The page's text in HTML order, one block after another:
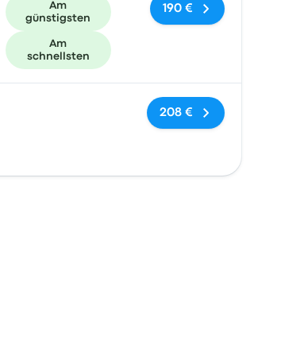
Am
günstigsten
Am
schnellsten
190 €
Keine Tags
208 €